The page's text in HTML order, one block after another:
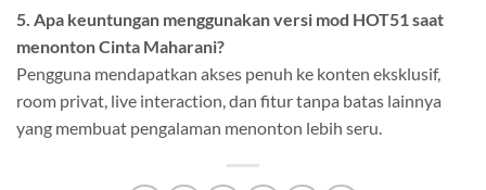
5. Apa keuntungan menggunakan versi mod HOT51 saat
menonton Cinta Maharani?
Pengguna mendapatkan akses penuh ke konten eksklusif,
room privat, live interaction, dan fitur tanpa batas lainnya
yang membuat pengalaman menonton lebih seru.